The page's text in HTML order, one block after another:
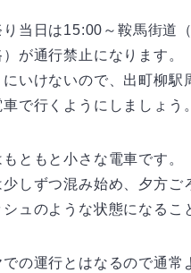
当日は15:00～鞍馬街道
が通行禁止になります。
いけないので、出町柳駅
で行くようにしましょう。
ともと小さな電車です。
しずつ混み始め、夕方ご
シュのような状態になるこ
の運行とはなるので通常